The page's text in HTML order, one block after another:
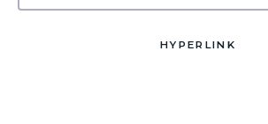
HYPERLINK